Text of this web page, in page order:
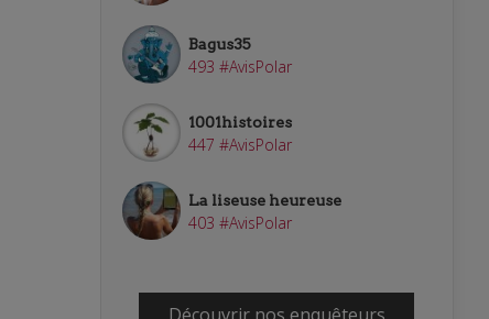
Bagus35
493 #AvisPolar
1001histoires
447 #AvisPolar
La liseuse heureuse
403 #AvisPolar